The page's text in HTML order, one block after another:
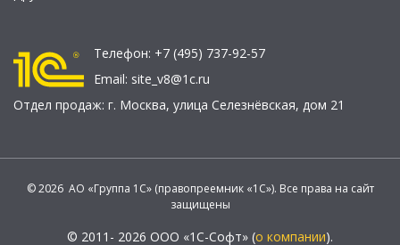
Телефон: +7 (495) 737-92-57
Email: site_v8@1c.ru
Отдел продаж: г. Москва, улица Селезнёвская, дом 21
© 2026 АО «Группа 1С» (правопреемник «1С»). Все права на сайт
защищены
© 2011- 2026 ООО «1С-Софт» (о компании).